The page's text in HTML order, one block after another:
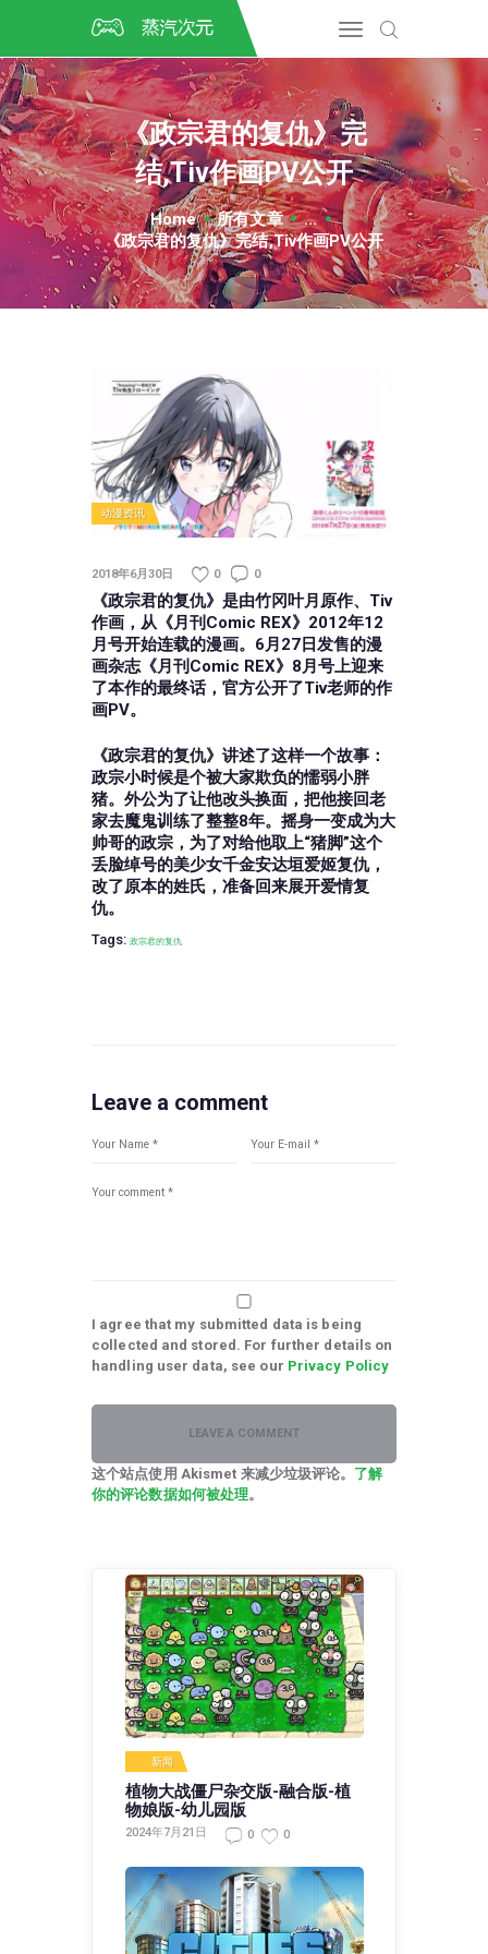
《政宗君的复仇》完
结,Tiv作画PV公开
Home 所有文章
...
《政宗君的复仇》完结,Tiv作画PV公开
CSGO开箱
DOTA2开箱
开箱教程
CSGO/DOTA2/绝地求生第
三方开箱
COSPLAY
CSGO音乐盒
CSGO手套
动漫资讯
2018年6月30日 0 0
《政宗君的复仇》是由竹冈叶月原作、Tiv
作画，从《月刊Comic REX》2012年12
月号开始连载的漫画。6月27日发售的漫
画杂志《月刊Comic REX》8月号上迎来
了本作的最终话，官方公开了Tiv老师的作
画PV。
《政宗君的复仇》讲述了这样一个故事：
政宗小时候是个被大家欺负的懦弱小胖
猪。外公为了让他改头换面，把他接回老
家去魔鬼训练了整整8年。摇身一变成为大
帅哥的政宗，为了对给他取上“猪脚”这个
丢脸绰号的美少女千金安达垣爱姬复仇，
改了原本的姓氏，准备回来展开爱情复
仇。
Tags: 政宗君的复仇
Leave a comment
I agree that my submitted data is being
collected and stored. For further details on
handling user data, see our Privacy Policy
这个站点使用 Akismet 来减少垃圾评论。 了解
你的评论数据如何被处理。
新闻
植物大战僵尸杂交版-融合版-植
物娘版-幼儿园版
2024年7月21日 0 0